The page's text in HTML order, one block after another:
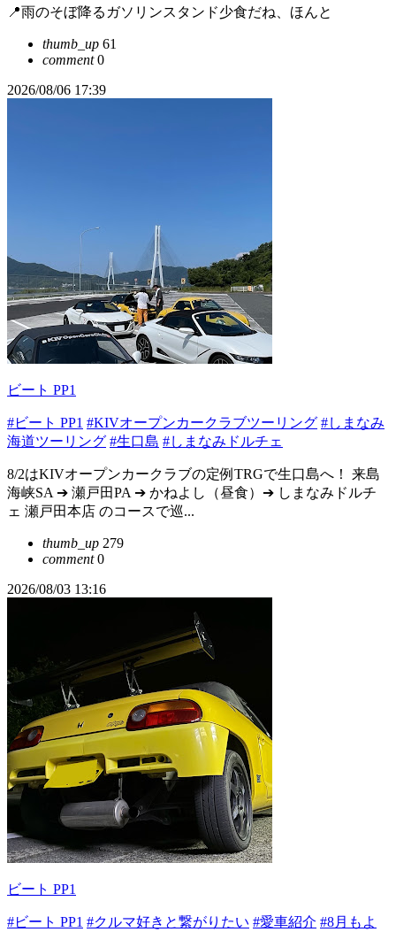
📍雨のそぼ降るガソリンスタンド少食だね、ほんと
thumb_up 61
comment0
2026/08/06 17:39
ビート PP1
#ビート PP1 #KIVオープンカークラブツーリング #しまなみ
海道ツーリング #生口島 #しまなみドルチェ
8/2はKIVオープンカークラブの定例TRGで生口島へ！ 来島
海峡SA ➔ 瀬戸田PA ➔ かねよし（昼食）➔ しまなみドルチ
ェ 瀬戸田本店 のコースで巡...
thumb_up 279
comment0
2026/08/03 13:16
ビート PP1
#ビート PP1 #クルマ好きと繋がりたい #愛車紹介 #8月もよ